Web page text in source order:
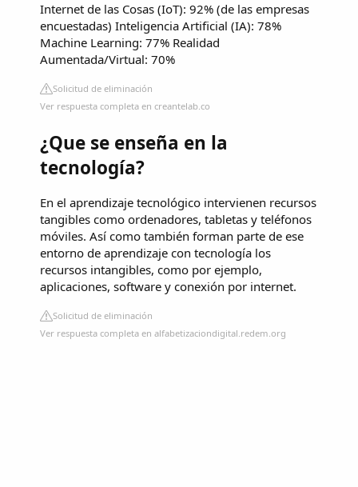
Internet de las Cosas (IoT): 92% (de las empresas
encuestadas) Inteligencia Artificial (IA): 78%
Machine Learning: 77% Realidad
Aumentada/Virtual: 70%
Solicitud de eliminación
Ver respuesta completa en creantelab.co
¿Que se enseña en la
tecnología?
En el aprendizaje tecnológico intervienen recursos
tangibles como ordenadores, tabletas y teléfonos
móviles. Así como también forman parte de ese
entorno de aprendizaje con tecnología los
recursos intangibles, como por ejemplo,
aplicaciones, software y conexión por internet.
Solicitud de eliminación
Ver respuesta completa en alfabetizaciondigital.redem.org